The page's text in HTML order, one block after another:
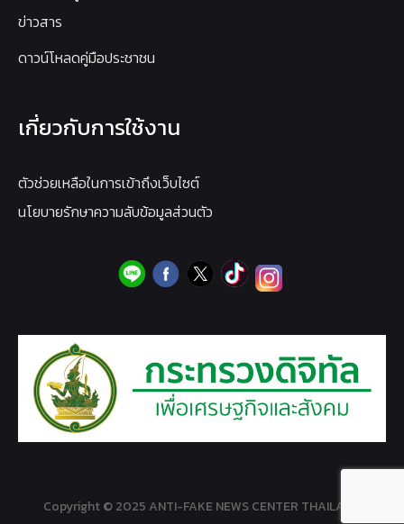
ข่าวสาร
ดาวน์โหลดคู่มือประชาชน
เกี่ยวกับการใช้งาน
ตัวช่วยเหลือในการเข้าถึงเว็บไซต์
นโยบายรักษาความลับข้อมูลส่วนตัว
Copyright © 2025 ANTI-FAKE NEWS CENTER THAILAND